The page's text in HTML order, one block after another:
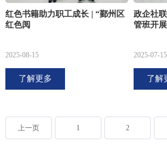
红色书籍助力职工成长 | “鄞州区
红色阅
2025-08-15
了解更多
政企社
管班开展
2025-07-15
了解
上一页 1 2